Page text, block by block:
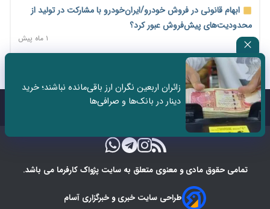
۱۴ مرداد؛ اولین «روز ملی کارفرما» در تقویم رسمی ایران/«روز ملی
کارفرما» چگونه به تقویم رسمی کشور رسید؟
۲ روز پیش
سکه در یک قدمی ۱۸۵ میلیون تومان
۳ روز پیش
تشکل‌ها در مسیر ارتقای تاب‌آوری اعضا برنامه‌ریزی کنند
ساماندهی نیروهای شرکتی نباید قربانی ملاحظات انتخاباتی شود/
برخی نمایندگان به دنبال حذف شرکت‌هایی که وجود ندارند!
کیف پول ایران؛ انجام تراکنش‌های مالی بدون نیاز به اینترنت
ابهام قانونی در فروش خودرو/ایران‌خودرو با مشارکت در تولید از
محدودیت‌های پیش‌فروش عبور کرد؟
۱ ماه پیش
سه نماد جدید اخزا در فرابورس پذیرش شد
ثبت نادرست عنوان شغلی، کارگر و کارفرما را با جریمه و شکایت
روبه‌رو می‌کند
زائران اربعین نگران ارز باقی‌مانده نباشند؛ خرید
دینار در بانک‌ها و صرافی‌ها
تمامی حقوق مادی و معنوی متعلق به سایت پژواک کارفرما می باشد.
طراحی سایت خبری و خبرگزاری آسام